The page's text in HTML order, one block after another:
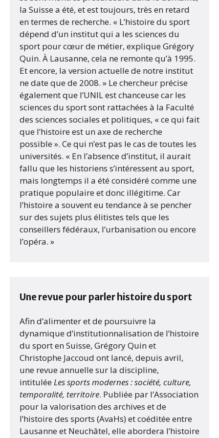
la Suisse a été, et est toujours, très en retard
en termes de recherche. « L’histoire du sport
dépend d’un institut qui a les sciences du
sport pour cœur de métier, explique Grégory
Quin. À Lausanne, cela ne remonte qu’à 1995.
Et encore, la version actuelle de notre institut
ne date que de 2008. » Le chercheur précise
également que l’UNIL est chanceuse car les
sciences du sport sont rattachées à la Faculté
des sciences sociales et politiques, « ce qui fait
que l’histoire est un axe de recherche
possible ». Ce qui n’est pas le cas de toutes les
universités. « En l’absence d’institut, il aurait
fallu que les historiens s’intéressent au sport,
mais longtemps il a été considéré comme une
pratique populaire et donc illégitime. Car
l’histoire a souvent eu tendance à se pencher
sur des sujets plus élitistes tels que les
conseillers fédéraux, l’urbanisation ou encore
l’opéra. »
Une revue pour parler histoire du sport
Afin d’alimenter et de poursuivre la
dynamique d’institutionnalisation de l’histoire
du sport en Suisse, Grégory Quin et
Christophe Jaccoud ont lancé, depuis avril,
une revue annuelle sur la discipline,
intituléeLes sports modernes : société, culture,
temporalité, territoire. Publiée par l’Association
pour la valorisation des archives et de
l’histoire des sports (AvaHs) et coéditée entre
Lausanne et Neuchâtel, elle abordera l’histoire